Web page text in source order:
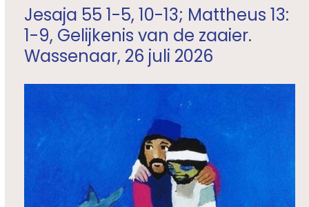
Jesaja 55 1-5, 10-13; Mattheus 13:
1-9, Gelijkenis van de zaaier.
Wassenaar, 26 juli 2026